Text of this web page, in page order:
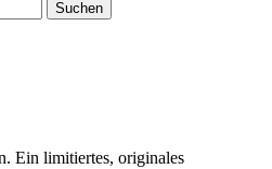
Ein limitiertes, originales